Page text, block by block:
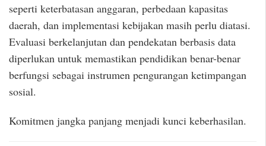
seperti keterbatasan anggaran, perbedaan kapasitas
daerah, dan implementasi kebijakan masih perlu diatasi.
Evaluasi berkelanjutan dan pendekatan berbasis data
diperlukan untuk memastikan pendidikan benar-benar
berfungsi sebagai instrumen pengurangan ketimpangan
sosial.
Komitmen jangka panjang menjadi kunci keberhasilan.